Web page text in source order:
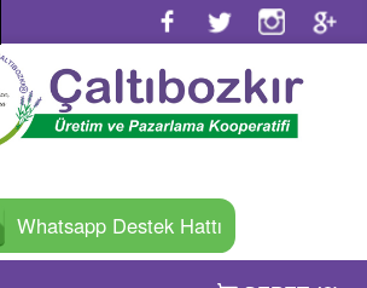
Whatsapp Destek Hattı
SEPET(0)